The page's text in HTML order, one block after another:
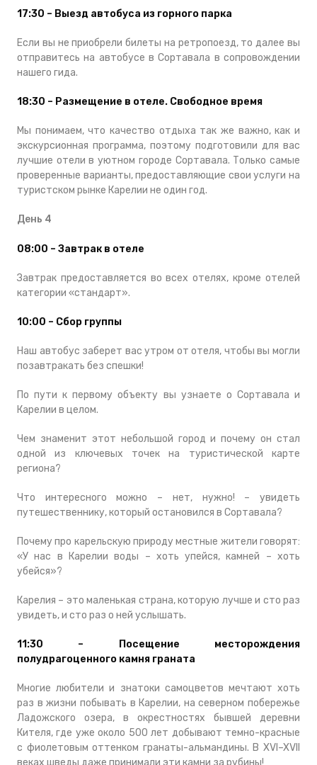
17:30 – Выезд автобуса из горного парка
Если вы не приобрели билеты на ретропоезд, то далее вы
отправитесь на автобусе в Сортавала в сопровождении
нашего гида.
18:30 – Размещение в отеле. Свободное время
Мы понимаем, что качество отдыха так же важно, как и
экскурсионная программа, поэтому подготовили для вас
лучшие отели в уютном городе Сортавала. Только самые
проверенные варианты, предоставляющие свои услуги на
туристском рынке Карелии не один год.
День 4
08:00 – Завтрак в отеле
Завтрак предоставляется во всех отелях, кроме отелей
категории «стандарт».
10:00 – Сбор группы
Наш автобус заберет вас утром от отеля, чтобы вы могли
позавтракать без спешки!
По пути к первому объекту вы узнаете о Сортавала и
Карелии в целом.
Чем знаменит этот небольшой город и почему он стал
одной из ключевых точек на туристической карте
региона?
Что интересного можно – нет, нужно! – увидеть
путешественнику, который остановился в Сортавала?
Почему про карельскую природу местные жители говорят:
«У нас в Карелии воды – хоть упейся, камней – хоть
убейся»?
Карелия – это маленькая страна, которую лучше и сто раз
увидеть, и сто раз о ней услышать.
11:30 – Посещение месторождения
полудрагоценного камня граната
Многие любители и знатоки самоцветов мечтают хоть
раз в жизни побывать в Карелии, на северном побережье
Ладожского озера, в окрестностях бывшей деревни
Кителя, где уже около 500 лет добывают темно-красные
с фиолетовым оттенком гранаты-альмандины. В XVI–XVII
веках шведы даже принимали эти камни за рубины!